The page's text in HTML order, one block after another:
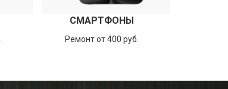
СМАРТФОНЫ
Ремонт от 400 руб.